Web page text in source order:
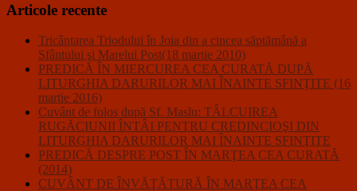
Articole recente
Tricântarea Triodului în Joia din a cincea săptămână a
Sfântului şi Marelui Post(18 martie 2010)
PREDICĂ ÎN MIERCUREA CEA CURATĂ DUPĂ
LITURGHIA DARURILOR MAI ÎNAINTE SFINŢITE (16
martie 2016)
Cuvânt de folos după Sf. Maslu: TÂLCUIREA
RUGĂCIUNII ÎNTÂI PENTRU CREDINCIOŞI DIN
LITURGHIA DARURILOR MAI ÎNAINTE SFINŢITE
PREDICĂ DESPRE POST ÎN MARŢEA CEA CURATĂ
(2014)
CUVÂNT DE ÎNVĂŢĂTURĂ ÎN MARŢEA CEA